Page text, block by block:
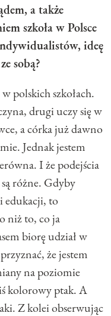
a także
szkoła w Polsce
ideę
sobą?
polskich szkołach.
drugi uczy się w
a córka już dawno
Jednak jestem
I że podejścia
różne. Gdyby
edukacji, to
niż to, co ja
biorę udział w
że jestem
na poziomie
kolorowy ptak. A
Z kolei obserwując